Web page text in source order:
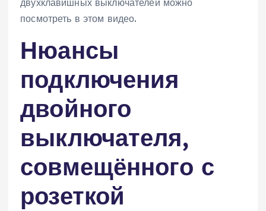
двухклавишных выключателей можно
посмотреть в этом видео.
Нюансы
подключения
двойного
выключателя,
совмещённого с
розеткой